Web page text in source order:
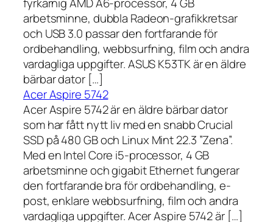
arbetsminne, dubbla Radeon-grafikkretsar
och USB 3.0 passar den fortfarande för
ordbehandling, webbsurfning, film och andra
vardagliga uppgifter. ASUS K53TK är en äldre
bärbar dator […]
Acer Aspire 5742
Acer Aspire 5742 är en äldre bärbar dator
som har fått nytt liv med en snabb Crucial
SSD på 480 GB och Linux Mint 22.3 ”Zena”.
Med en Intel Core i5-processor, 4 GB
arbetsminne och gigabit Ethernet fungerar
den fortfarande bra för ordbehandling, e-
post, enklare webbsurfning, film och andra
vardagliga uppgifter. Acer Aspire 5742 är […]